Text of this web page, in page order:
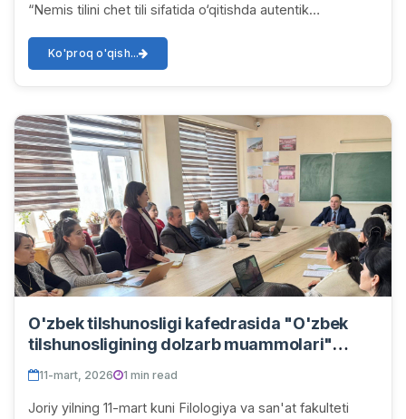
“Nemis tilini chet tili sifatida o‘qitishda autentik
Ko'proq o'qish...
O'zbek tilshunosligi kafedrasida "O'zbek
tilshunosligining dolzarb muammolari"
nomli ilmiy-nazariy hamda "Tilshunoslik
fanlarini o'qitishning samaradorligini
oshirish yo'llari" nomli ilmiy-uslubiy seminar
11-mart, 2026 1 min read
Joriy yilning 11-mart kuni Filologiya va san'at fakulteti